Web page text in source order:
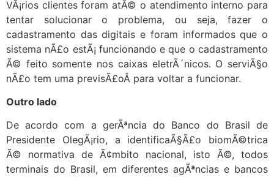
VÃ¡rios clientes foram atÃ© o atendimento interno para
tentar solucionar o problema, ou seja, fazer o
cadastramento das digitais e foram informados que o
sistema nÃ£o estÃ¡ funcionando e que o cadastramento
Ã© feito somente nos caixas eletrÃ´nicos. O serviÃ§o
nÃ£o tem uma previsÃ£oÂ para voltar a funcionar.
Outro lado
De acordo com a gerÃªncia do Banco do Brasil de
Presidente OlegÃ¡rio, a identificaÃ§Ã£o biomÃ©trica
Ã© normativa de Ã¢mbito nacional, isto Ã©, todos
terminais do Brasil, em diferentes agÃªncias e bancos